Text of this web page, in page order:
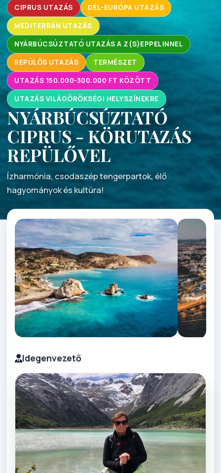
CIPRUS UTAZÁS DÉL-EURÓPA UTAZÁS
MEDITERRÁN UTAZÁS
NYÁRBÚCSÚZTATÓ UTAZÁS A Z(S)EPPELINNEL
REPÜLŐS UTAZÁS TERMÉSZET
UTAZÁS 150.000-300.000 FT KÖZÖTT
UTAZÁS VILÁGÖRÖKSÉGI HELYSZÍNEKRE
NYÁRBÚCSÚZTATÓ
CIPRUS - KÖRUTAZÁS
REPÜLŐVEL
Ízharmónia, csodaszép tengerpartok, élő
hagyományok és kultúra!
Idegenvezető